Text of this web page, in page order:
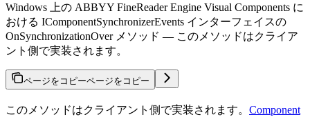
Windows 上の ABBYY FineReader Engine Visual Components に
おける IComponentSynchronizerEvents インターフェイスの
OnSynchronizationOver メソッド — このメソッドはクライア
ント側で実装されます。
ページをコピーページをコピー
このメソッドはクライアント側で実装されます。 Component